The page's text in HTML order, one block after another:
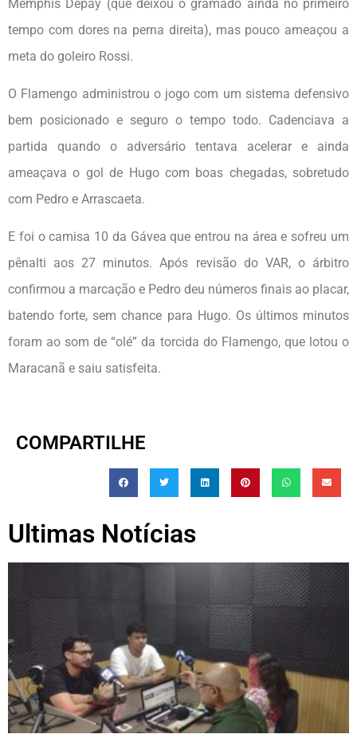
Memphis Depay (que deixou o gramado ainda no primeiro
tempo com dores na perna direita), mas pouco ameaçou a
meta do goleiro Rossi.
O Flamengo administrou o jogo com um sistema defensivo
bem posicionado e seguro o tempo todo. Cadenciava a
partida quando o adversário tentava acelerar e ainda
ameaçava o gol de Hugo com boas chegadas, sobretudo
com Pedro e Arrascaeta.
E foi o camisa 10 da Gávea que entrou na área e sofreu um
pênalti aos 27 minutos. Após revisão do VAR, o árbitro
confirmou a marcação e Pedro deu números finais ao placar,
batendo forte, sem chance para Hugo. Os últimos minutos
foram ao som de “olé” da torcida do Flamengo, que lotou o
Maracanã e saiu satisfeita.
COMPARTILHE
Ultimas Notícias